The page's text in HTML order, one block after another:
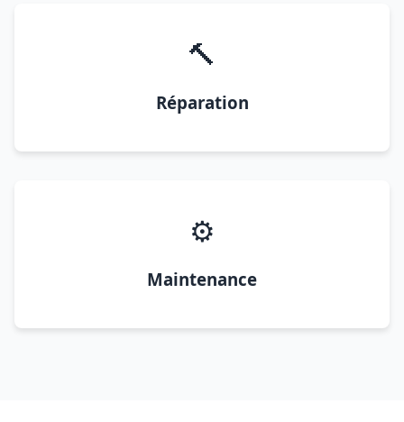
🔨
Réparation
⚙️
Maintenance